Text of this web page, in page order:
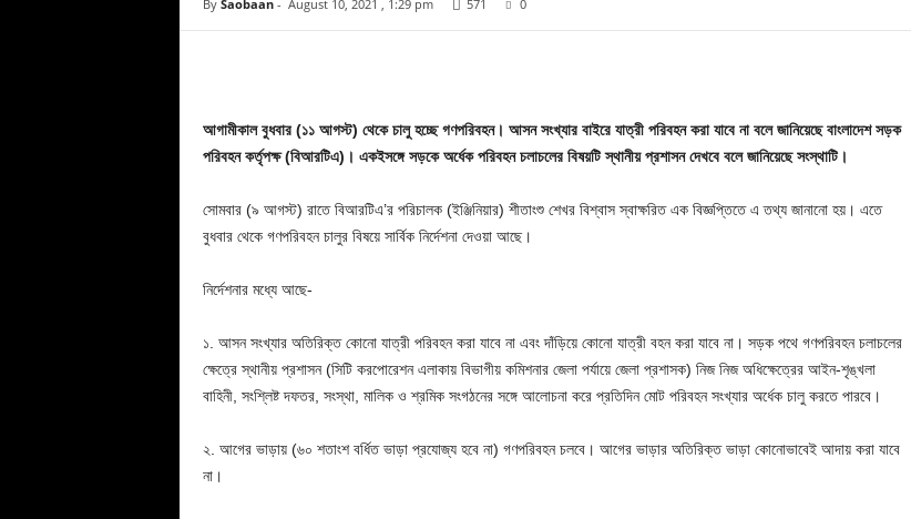
By Saobaan- August 10, 2021 , 1:29 pm 571 0
আগামীকাল বুধবার (১১ আগস্ট) থেকে চালু হচ্ছে গণপরিবহন। আসন সংখ্যার বাইরে যাত্রী পরিবহন করা যাবে না বলে জানিয়েছে বাংলাদেশ সড়ক
পরিবহন কর্তৃপক্ষ (বিআরটিএ)। একইসঙ্গে সড়কে অর্ধেক পরিবহন চলাচলের বিষয়টি স্থানীয় প্রশাসন দেখবে বলে জানিয়েছে সংস্থাটি।
সোমবার (৯ আগস্ট) রাতে বিআরটিএ’র পরিচালক (ইঞ্জিনিয়ার) শীতাংশু শেখর বিশ্বাস স্বাক্ষরিত এক বিজ্ঞপ্তিতে এ তথ্য জানানো হয়। এতে
বুধবার থেকে গণপরিবহন চালুর বিষয়ে সার্বিক নির্দেশনা দেওয়া আছে।
নির্দেশনার মধ্যে আছে-
১. আসন সংখ্যার অতিরিক্ত কোনো যাত্রী পরিবহন করা যাবে না এবং দাঁড়িয়ে কোনো যাত্রী বহন করা যাবে না। সড়ক পথে গণপরিবহন চলাচলের
ক্ষেত্রে স্থানীয় প্রশাসন (সিটি করপোরেশন এলাকায় বিভাগীয় কমিশনার জেলা পর্যায়ে জেলা প্রশাসক) নিজ নিজ অধিক্ষেত্রের আইন-শৃঙ্খলা
বাহিনী, সংশ্লিষ্ট দফতর, সংস্থা, মালিক ও শ্রমিক সংগঠনের সঙ্গে আলোচনা করে প্রতিদিন মোট পরিবহন সংখ্যার অর্ধেক চালু করতে পারবে।
২. আগের ভাড়ায় (৬০ শতাংশ বর্ধিত ভাড়া প্রযোজ্য হবে না) গণপরিবহন চলবে। আগের ভাড়ার অতিরিক্ত ভাড়া কোনোভাবেই আদায় করা যাবে
না।